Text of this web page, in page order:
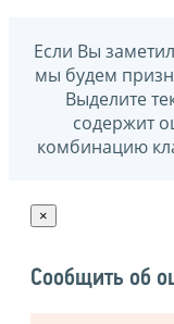
Если Вы
мы будем
Выделите
содержит
комбинацию
×
Сообщить об